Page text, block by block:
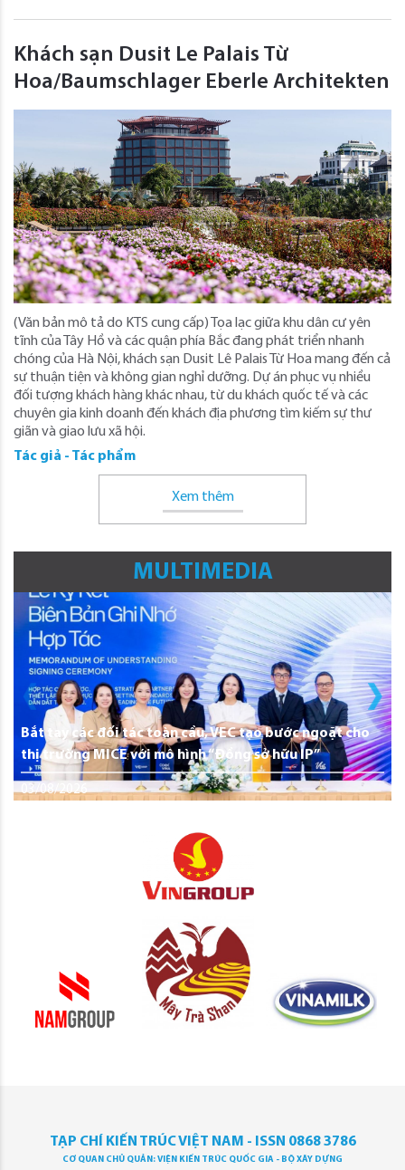
Khách sạn Dusit Le Palais Từ
Hoa/Baumschlager Eberle Architekten
(Văn bản mô tả do KTS cung cấp) Tọa lạc giữa khu dân cư yên
tĩnh của Tây Hồ và các quận phía Bắc đang phát triển nhanh
chóng của Hà Nội, khách sạn Dusit Lê Palais Từ Hoa mang đến cả
sự thuận tiện và không gian nghỉ dưỡng. Dự án phục vụ nhiều
đối tượng khách hàng khác nhau, từ du khách quốc tế và các
chuyên gia kinh doanh đến khách địa phương tìm kiếm sự thư
giãn và giao lưu xã hội.
Tác giả - Tác phẩm
Xem thêm
MULTIMEDIA
Bắt tay các đối tác toàn cầu, VEC tạo bước ngoặt cho
thị trường MICE với mô hình “Đồng sở hữu IP”
03/08/2026
TẠP CHÍ KIẾN TRÚC VIỆT NAM - ISSN 0868 3786
CƠ QUAN CHỦ QUẢN: VIỆN KIẾN TRÚC QUỐC GIA - BỘ XÂY DỰNG